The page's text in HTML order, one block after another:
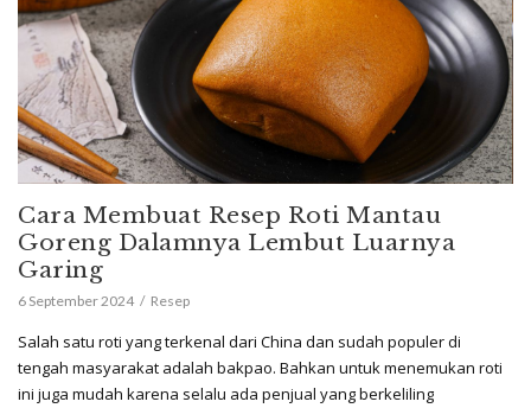
Cara Membuat Resep Roti Mantau
Goreng Dalamnya Lembut Luarnya
Garing
6 September 2024 Resep
Salah satu roti yang terkenal dari China dan sudah populer di
tengah masyarakat adalah bakpao. Bahkan untuk menemukan roti
ini juga mudah karena selalu ada penjual yang berkeliling